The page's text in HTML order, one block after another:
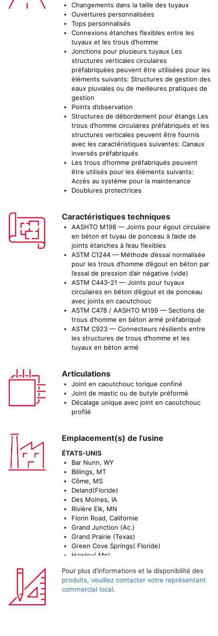
Changements dans la taille des tuyaux
Ouvertures personnalisées
Tops personnalisés
Connexions étanches flexibles entre les
tuyaux et les trous d’homme
Jonctions pour plusieurs tuyaux Les
structures verticales circulaires
préfabriquées peuvent être utilisées pour les
éléments suivants: Structures de gestion des
eaux pluviales ou de meilleures pratiques de
gestion
Points d’observation
Structures de débordement pour étangs Les
trous d’homme circulaires préfabriqués et les
structures verticales peuvent être fournis
avec les caractéristiques suivantes: Canaux
inversés préfabriqués
Les trous d’homme préfabriqués peuvent
être utilisés pour les éléments suivants:
Accès au système pour la maintenance
Doublures protectrices
Caractéristiques techniques
AASHTO M198 — Joints pour égout circulaire
en béton et tuyau de ponceau à l’aide de
joints étanches à l’eau flexibles
ASTM C1244 — Méthode d’essai normalisée
pour les trous d’homme d’égout en béton par
l’essai de pression d’air négative (vide)
ASTM C443-21 — Joints pour tuyaux
circulaires en béton d’égout et de ponceau
avec joints en caoutchouc
ASTM C478 / AASHTO M199 — Sections de
trous d’homme en béton armé préfabriqué
ASTM C923 — Connecteurs résilients entre
les structures de trous d’homme et les
tuyaux en béton armé
Articulations
Joint en caoutchouc torique confiné
Joint de mastic ou de butyle préformé
Décalage unique avec joint en caoutchouc
profilé
Emplacement(s) de l’usine
ÉTATS-UNIS
Bar Nunn, WY
Billings, MT
Côme, MS
Deland(Floride)
Des Moines, IA
Rivière Elk, MN
Florin Road, Californie
Grand Junction (Ac.)
Grand Prairie (Texas)
Green Cove Springs( Floride)
Hawley( Mn)
Henderson( Ac.)
Houston( Texas)
Indépendance, MO
Pour plus d’informations et la disponibilité des
produits, veuillez contacter votre représentant
commercial local.